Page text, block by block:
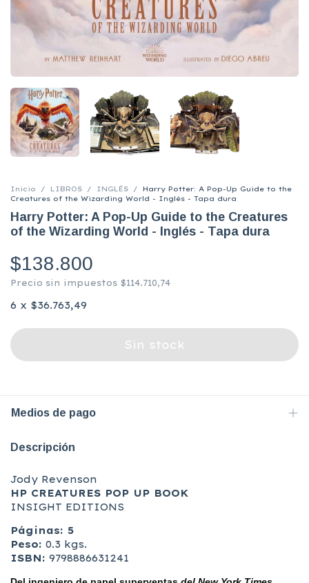
Inicio / LIBROS / INGLÉS /
Harry Potter: A Pop-Up Guide to the
Creatures of the Wizarding World - Inglés - Tapa dura
Harry Potter: A Pop-Up Guide to the Creatures
of the Wizarding World - Inglés - Tapa dura
$138.800
Precio sin impuestos $114.710,74
6 x $36.763,49
Medios de pago
Descripción
Jody Revenson
HP CREATURES POP UP BOOK
INSIGHT EDITIONS
Páginas: 5
Peso: 0.3 kgs.
ISBN: 9798886631241